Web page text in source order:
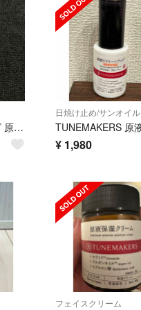
チューンメーカーズ 原液UVプロテクター(30ml)
日焼け止め/サンオイル
¥ 1,980
フェイスクリーム